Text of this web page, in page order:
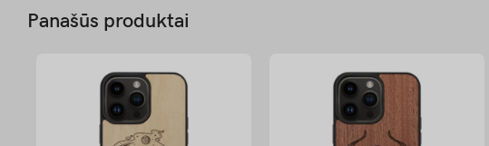
Panašūs produktai